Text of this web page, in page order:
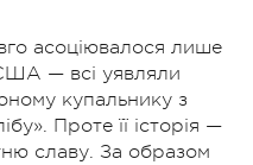
асоціювалося лише
— всі уявляли
купальнику з
Проте її історія —
славу. За образом